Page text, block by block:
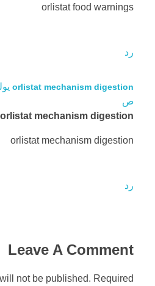
orlistat food warnings
رد
orlistat mechanism digestion
ص
orlistat mechanism digestion
orlistat mechanism digestion
رد
Leave A Comment
not be published. Required